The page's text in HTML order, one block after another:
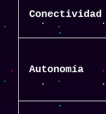
Conectividad
Autonomía